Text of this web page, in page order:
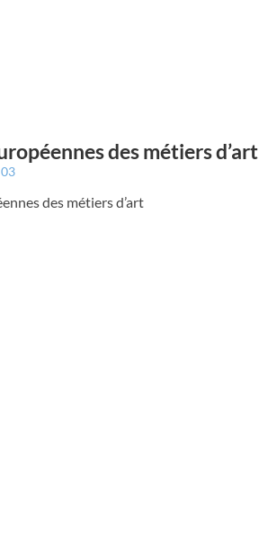
des métiers d’art
des métiers d’art